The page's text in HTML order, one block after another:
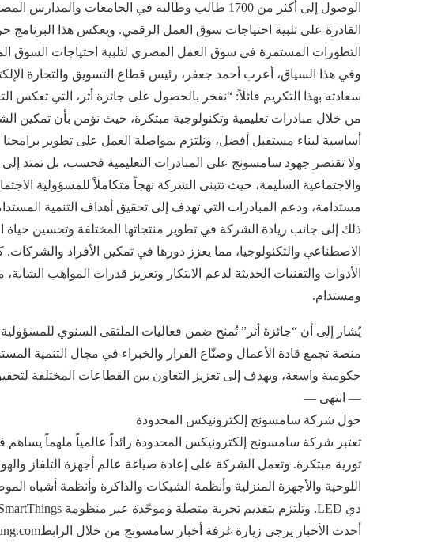
الوصول إلى أكثر من 1700 طالب وطالبة في الجامعات
القادرة على تلبية احتياجات سوق العمل الرقمي. ويعكس هذا
التطورات المستمرة في سوق العمل المصري لتلبية احتياجات السوق
وفي هذا السياق، أعرب أحمد جعفر، رئيس قطاع التسويق والتجارة
سعادته بهذا التكريم قائلاً: “نفخر بالحصول على جائزة أثر، التي تعكس
من خلال مبادرات تعليمية وتكنولوجية مبتكرة، حيث نؤمن بأن تمكين
أساسية لبناء مستقبل أفضل، ونلتزم بمواصلة العمل على تطوير
ولا تقتصر جهود سامسونج على المبادرات التعليمية فحسب، بل تمتد إلى
والاجتماعية السليمة، حيث تتبنى الشركة نهجاً متكاملاً للمسؤولية
مستدامة، ودعم المبادرات التي تهدف إلى تحقيق أهداف التنمية
ذلك إلى جانب ريادة الشركة في تطوير منتجاتها المختلفة وتحسين حياة
الاصطناعي والتكنولوجيا، مما يعزز دورها في تمكين الأفراد
الأدوات والتقنيات الحديثة لدعم الابتكار وتعزيز قدرات المواهب
ومستدام.
يُشار إلى أن “جائزة أثر” تُمنح ضمن فعاليات الملتقى السنوي للمسؤولية
حكومية واسعة، ويهدف إلى تعزيز التعاون بين القطاعات المختلفة
— انتهى —
حول شركة سامسونج إلكترونيكس المحدودة
تعتبر شركة سامسونج إلكترونيكس المحدودة رائداً عالمياً ملهماً
ثورية مبتكرة. وتعمل الشركة على إعادة صياغة عالم أجهزة التلفاز
اللوحية والأجهزة المنزلية وأنظمة الشبكات والذاكرة وأنظمة أشباه
أحدث الأخبار يرجى زيارة غرفة أخبار سامسونج من خلال الرابطnews.samsung.com.